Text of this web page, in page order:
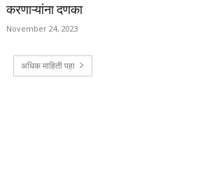
करणाऱ्यांना दणका
November 24, 2023
अधिक माहिती पहा